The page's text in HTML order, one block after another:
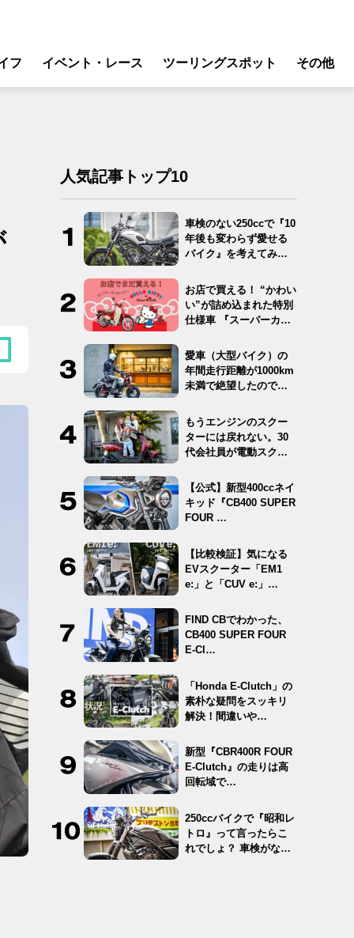
フ
ク
イベント・レース ツーリングスポット その他
人気記事トップ10
車検のない250ccで『10
年後も変わらず愛せる
バイク』を考えてみ
お店で買える！ “かわい
い”が詰め込まれた特別
仕様車 『スーパーカ
愛車（大型バイク）の
年間走行距離が1000km
未満で絶望したので
もうエンジンのスクー
ターには戻れない。30
代会社員が電動スクー
【公式】新型400ccネイ
キッド『CB400 SUPER
FOUR …
【比較検証】気になる
EVスクーター「EM1
e:」と「CUV e:」…
FIND CBでわかった、
CB400 SUPER FOUR
E-Cl…
「Honda E-Clutch」の
素朴な疑問をスッキリ
解決！間違いや…
新型『CBR400R FOUR
E-Clutch』の走りは高
回転域で…
250ccバイクで『昭和レ
トロ』って言ったらこ
れでしょ？ 車検がな